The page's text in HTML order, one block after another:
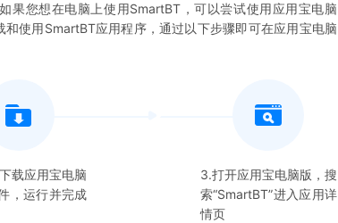
果您想在电脑上使用SmartBT ，可以尝试使用应用宝电脑
和使用SmartBT应用程序，通过以下步骤即可在应用宝电脑
载应用宝电脑
，运行并完成
3.打开应用宝电脑版，搜
索“SmartBT”进入应用详
情页